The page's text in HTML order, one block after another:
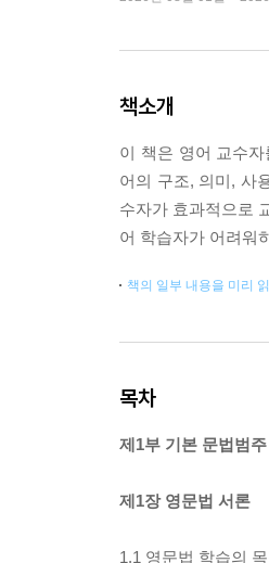
책소개
이 책은 영어 교수
어의 구조, 의미, 사
수자가 효과적으로
어 학습자가 어려워
책의 일부 내용을 미리
목차
제1부 기본 문법범주
제1장 영문법 서론
1.1 영문법 학습의